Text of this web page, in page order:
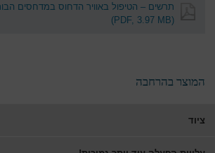
תרשים – הטיפול באוויר הדחוס במדחסים
(PDF, 3.97 MB)
המוצר בהרחבה
ציוד